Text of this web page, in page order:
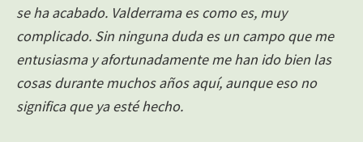
se ha acabado. Valderrama es como es, muy
complicado. Sin ninguna duda es un campo que me
entusiasma y afortunadamente me han ido bien las
cosas durante muchos años aquí, aunque eso no
significa que ya esté hecho.